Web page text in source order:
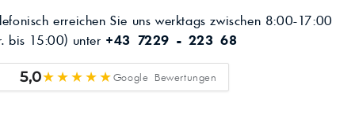
erreichen Sie uns werktags zwischen 8:00-17:00
bis 15:00) unter +43 7229 - 223 68
5,0★★★★★Google Bewertungen